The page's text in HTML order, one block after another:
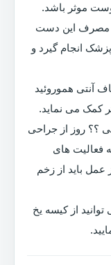
موثر باشد.
مصرف این دست
انجام گیرد و
آنتی هموروئید
کمک می نماید.
؟؟ روز از جراحی
فعالیت های
عمل باید از زخم
از کیسه یخ